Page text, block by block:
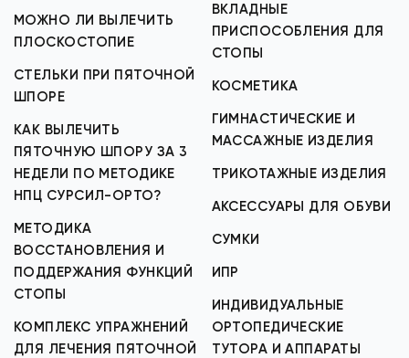
МОЖНО ЛИ ВЫЛЕЧИТЬ
ПЛОСКОСТОПИЕ
СТЕЛЬКИ ПРИ ПЯТОЧНОЙ
ШПОРЕ
КАК ВЫЛЕЧИТЬ
ПЯТОЧНУЮ ШПОРУ ЗА 3
НЕДЕЛИ ПО МЕТОДИКЕ
НПЦ СУРСИЛ-ОРТО?
МЕТОДИКА
ВОССТАНОВЛЕНИЯ И
ПОДДЕРЖАНИЯ ФУНКЦИЙ
СТОПЫ
КОМПЛЕКС УПРАЖНЕНИЙ
ДЛЯ ЛЕЧЕНИЯ ПЯТОЧНОЙ
ВКЛАДНЫЕ
ПРИСПОСОБЛЕНИЯ ДЛЯ
СТОПЫ
КОСМЕТИКА
ГИМНАСТИЧЕСКИЕ И
МАССАЖНЫЕ ИЗДЕЛИЯ
ТРИКОТАЖНЫЕ ИЗДЕЛИЯ
АКСЕССУАРЫ ДЛЯ ОБУВИ
СУМКИ
ИПР
ИНДИВИДУАЛЬНЫЕ
ОРТОПЕДИЧЕСКИЕ
ТУТОРА И АППАРАТЫ